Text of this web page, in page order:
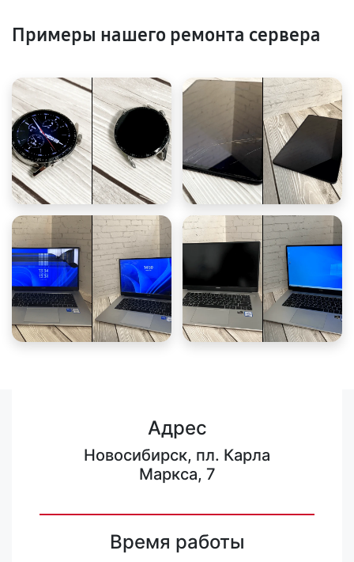
Примеры нашего ремонта сервера
Адрес
Новосибирск, пл. Карла
Маркса, 7
Время работы